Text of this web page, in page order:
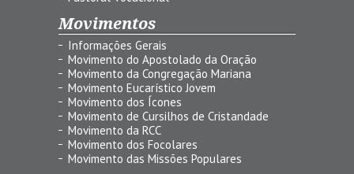
Movimentos
Informações Gerais
Movimento do Apostolado da Oração
Movimento da Congregação Mariana
Movimento Eucarístico Jovem
Movimento dos Ícones
Movimento de Cursilhos de Cristandade
Movimento da RCC
Movimento dos Focolares
Movimento das Missões Populares